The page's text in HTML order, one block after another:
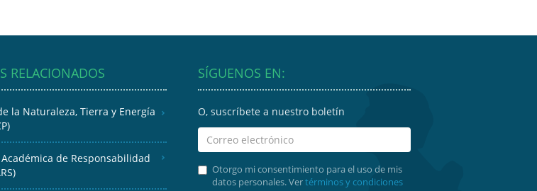
RELACIONADOS
la Naturaleza, Tierra y Energía
de Responsabilidad
SÍGUENOS EN:
O, suscríbete a nuestro boletín
Otorgo mi consentimiento para el uso de mis
datos personales. Vertérminos y condiciones